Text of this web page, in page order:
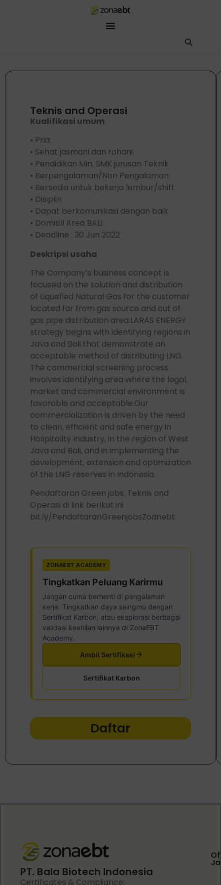
Teknis and Operasi
Kualifikasi umum
• Pria
• Sehat jasmani dan rohani
• Pendidikan Min. SMK jurusan Teknik
• Berpengalaman/Non Pengalaman
• Bersedia untuk bekerja lembur/shift
• Disiplin
• Dapat berkomunikasi dengan baik
• Domisili Area BALI
• Deadline : 30 Jun 2022
Deskripsi usaha
The Company’s business concept is
focused on the solution and distribution
of Liquefied Natural Gas for the customer
located far from gas source and out of
gas pipe distribution area.LARAS ENERGY
strategy begins with identifying regions in
Java and Bali that demonstrate an
acceptable method of distributing LNG.
The commercial screening process
involves identifying area where the legal,
market and commercial environment is
favorable and acceptable.Our
commercialization is driven by the need
to clean, efficient and safe energy in
Hospitality Industry, in the region of West
Java and Bali, and in implementing the
development, extension and optimization
of the LNG reserves in Indonesia.
Pendaftaran Green jobs: Teknis and
Operasi di link berikut ini
bit.ly/PendaftaranGreenjobsZoanebt
ZONAEBT ACADEMY
Tingkatkan Peluang Karirmu
Jangan cuma berhenti di pengalaman
kerja. Tingkatkan daya saingmu dengan
Sertifikat Karbon, atau eksplorasi berbagai
validasi keahlian lainnya di ZonaEBT
Academy.
Sertifikat Karbon
Ambil Sertifikasi
Daftar
PT. Bala Biotech Indonesia
Certificates & Compliance:
Aku ZEBot, asisten digital ZonaEBT. Ada yang bisa kubantu